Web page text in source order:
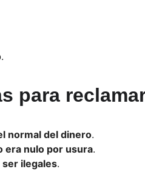
.
para
normal del dinero.
era nulo por usura.
ilegales.